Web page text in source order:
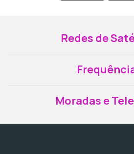
Redes de
Moradas e